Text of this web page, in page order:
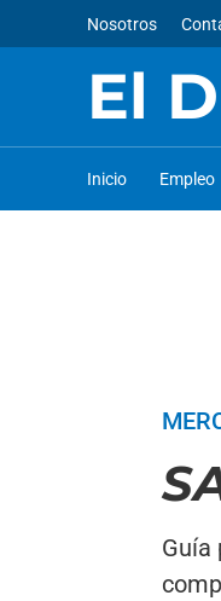
Nosotros
El
Inicio Empleo
Guía